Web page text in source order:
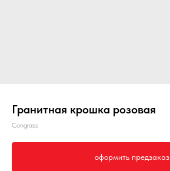
Гранитная крошка розовая
Congrass
оформить предзаказ